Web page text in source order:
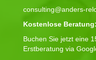
consulting@anders-
Kostenlose Beratung:
Buchen Sie jetzt eine
Erstberatung via